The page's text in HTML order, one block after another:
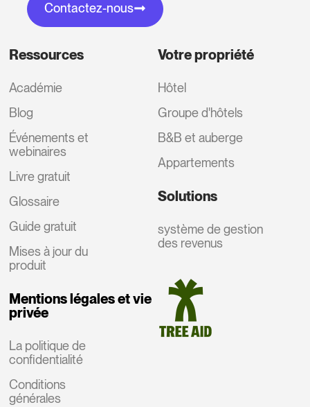
Contactez-nous
Ressources
Académie
Blog
Événements et
webinaires
Livre gratuit
Glossaire
Guide gratuit
Mises à jour du
produit
Mentions légales et vie
privée
La politique de
confidentialité
Conditions
générales
Votre propriété
Hôtel
Groupe d'hôtels
B&B et auberge
Appartements
Solutions
système de gestion
des revenus